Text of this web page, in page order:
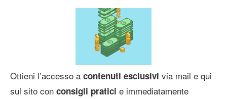
Ottieni l’accesso a contenuti esclusivi via mail e qui
sul sito con consigli pratici e immediatamente